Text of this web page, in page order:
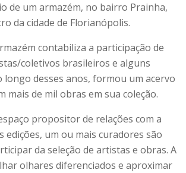
de um armazém, no bairro Prainha,
da cidade de Florianópolis.
contabiliza a participação de
coletivos brasileiros e alguns
longo desses anos, formou um acervo
mais de mil obras em sua coleção.
propositor de relações com a
edições, um ou mais curadores são
da seleção de artistas e obras. A
olhares diferenciados e aproximar